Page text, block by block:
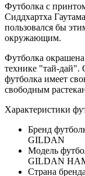
Футболка с
Сиддхартха
пользовался бы
окружающим.
Футболка
технике "тай-дай".
футболка имеет
свободным
Характеристики
Бренд
GILDAN
Модель
GILDAN
Страна